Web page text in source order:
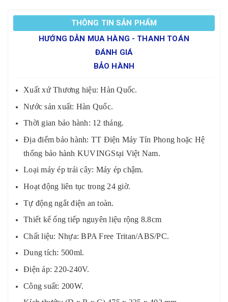
THÔNG TIN SẢN PHẨM
HƯỚNG DẪN MUA HÀNG - THANH TOÁN
ĐÁNH GIÁ
BẢO HÀNH
Xuất xứ Thương hiệu: Hàn Quốc.
Nước sản xuất: Hàn Quốc.
Thời gian bảo hành: 12 tháng.
Địa điểm bảo hành: TT Điện Máy Tín Phong hoặc Hệ
thống bảo hành KUVINGStại Việt Nam.
Loại máy ép trái cây: Máy ép chậm.
Hoạt động liên tục trong 24 giờ.
Tự động ngắt điện an toàn.
Thiết kế ống tiếp nguyên liệu rộng 8.8cm
Chất liệu: Nhựa: BPA Free Tritan/ABS/PC.
Dung tích: 500ml.
Điện áp: 220-240V.
Công suất: 200W.